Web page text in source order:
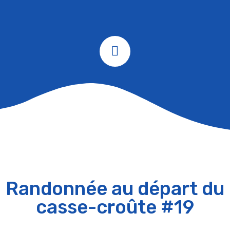
Randonnée au départ du
casse-croûte #19